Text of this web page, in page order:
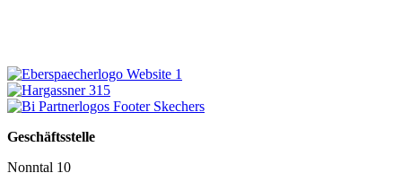
Geschäftsstelle
Nonntal 10